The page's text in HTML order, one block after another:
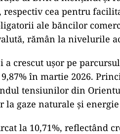
respectiv cea pentru
ale băncilor
rămân la nivelurile
a crescut ușor pe
în martie 2026.
tensiunilor din
la gaze naturale și
la 10,71%, reflectând